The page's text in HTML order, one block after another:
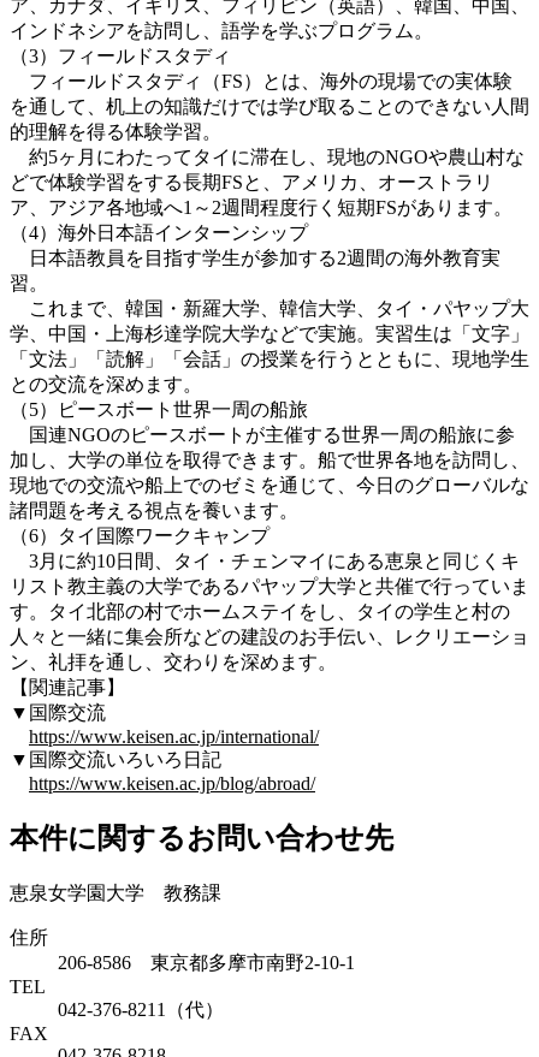
ア、カナダ、イギリス、フィリピン（英語）、韓国、中国、
インドネシアを訪問し、語学を学ぶプログラム。
（3）フィールドスタディ
フィールドスタディ（FS）とは、海外の現場での実体験
を通して、机上の知識だけでは学び取ることのできない人間
的理解を得る体験学習。
約5ヶ月にわたってタイに滞在し、現地のNGOや農山村な
どで体験学習をする長期FSと、アメリカ、オーストラリ
ア、アジア各地域へ1～2週間程度行く短期FSがあります。
（4）海外日本語インターンシップ
日本語教員を目指す学生が参加する2週間の海外教育実
習。
これまで、韓国・新羅大学、韓信大学、タイ・パヤップ大
学、中国・上海杉達学院大学などで実施。実習生は「文字」
「文法」「読解」「会話」の授業を行うとともに、現地学生
との交流を深めます。
（5）ピースボート世界一周の船旅
国連NGOのピースボートが主催する世界一周の船旅に参
加し、大学の単位を取得できます。船で世界各地を訪問し、
現地での交流や船上でのゼミを通じて、今日のグローバルな
諸問題を考える視点を養います。
（6）タイ国際ワークキャンプ
3月に約10日間、タイ・チェンマイにある恵泉と同じくキ
リスト教主義の大学であるパヤップ大学と共催で行っていま
す。タイ北部の村でホームステイをし、タイの学生と村の
人々と一緒に集会所などの建設のお手伝い、レクリエーショ
ン、礼拝を通し、交わりを深めます。
【関連記事】
▼国際交流
https://www.keisen.ac.jp/international/
▼国際交流いろいろ日記
https://www.keisen.ac.jp/blog/abroad/
本件に関するお問い合わせ先
恵泉女学園大学 教務課
住所
206-8586 東京都多摩市南野2-10-1
TEL
042-376-8211（代）
FAX